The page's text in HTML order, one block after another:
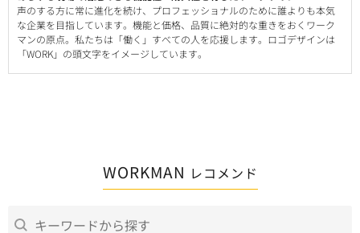
声のする方に常に進化を続け、プロフェッショナルのために誰よりも本気
な企業を目指しています。機能と価格、品質に絶対的な重きをおくワーク
マンの原点。私たちは「働く」すべての人を応援します。ロゴデザインは
「WORK」の頭文字をイメージしています。
WORKMAN レコメンド